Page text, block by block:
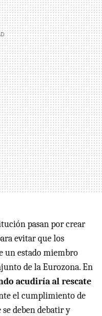
pasan por crear
evitar que los
un estado miembro
de la Eurozona. En
acudiría al rescate
el cumplimiento de
deben debatir y